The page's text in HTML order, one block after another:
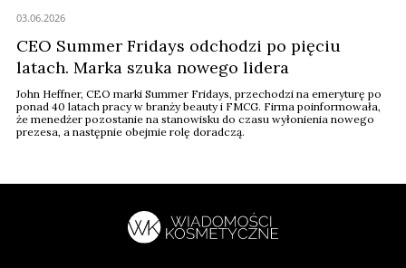
CEO Summer Fridays odchodzi po pięciu
latach. Marka szuka nowego lidera
John Heffner, CEO marki Summer Fridays, przechodzi na emeryturę po
ponad 40 latach pracy w branży beauty i FMCG. Firma poinformowała,
że menedżer pozostanie na stanowisku do czasu wyłonienia nowego
prezesa, a następnie obejmie rolę doradczą.
03.06.2026